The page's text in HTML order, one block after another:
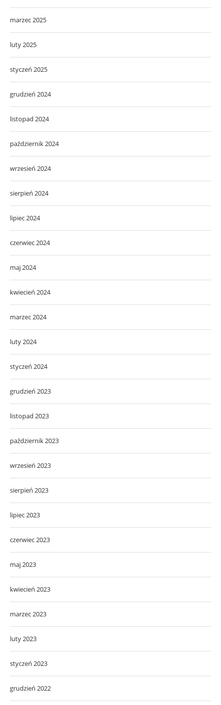
marzec 2025
luty 2025
styczeń 2025
grudzień 2024
listopad 2024
październik 2024
wrzesień 2024
sierpień 2024
lipiec 2024
czerwiec 2024
maj 2024
kwiecień 2024
marzec 2024
luty 2024
styczeń 2024
grudzień 2023
listopad 2023
październik 2023
wrzesień 2023
sierpień 2023
lipiec 2023
czerwiec 2023
maj 2023
kwiecień 2023
marzec 2023
luty 2023
styczeń 2023
grudzień 2022